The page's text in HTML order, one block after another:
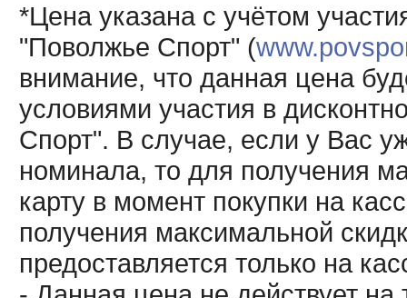
*Цена указана с учётом
"Поволжье Спорт" (
внимание, что данная цена
условиями участия в
Спорт". В случае, если у Вас
номинала, то для получения
карту в момент покупки на
получения максимальной
предоставляется только на